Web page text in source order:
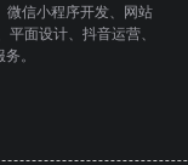
微信小程序开发、网站
平面设计、抖音运营、
。